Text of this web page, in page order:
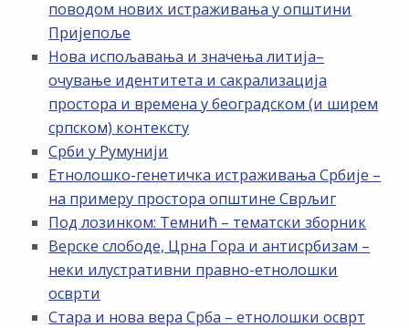
поводом нових истраживања у општини
Пријепоље
Нова испољавања и значења литија–
очување идентитета и сакрализација
простора и времена у београдском (и ширем
српском) контексту
Срби у Румунији
Етнолошко-генетичка истраживања Србије –
на примеру простора општине Сврљиг
Под лозинком: Темнић – тематски зборник
Верске слободе, Црна Гора и антисрбизам –
неки илустративни правно-етнолошки
осврти
Стара и нова вера Срба – етнолошки осврт